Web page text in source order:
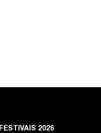
FESTIVAIS 2026